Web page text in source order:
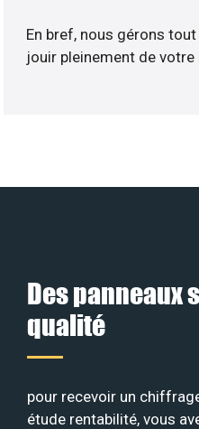
En bref, nous gérons
jouir pleinement de
Des panneaux
qualité
pour recevoir un
étude rentabilité, vous